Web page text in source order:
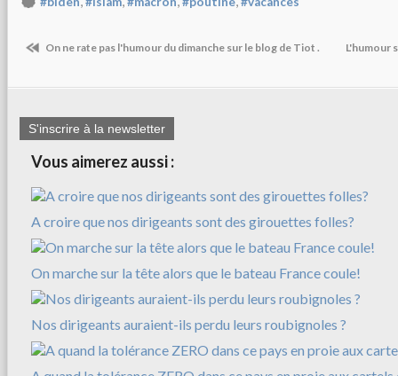
On ne rate pas l'humour du dimanche sur le blog de Tiot . L'humour
S'inscrire à la newsletter
Vous aimerez aussi :
A croire que nos dirigeants sont des girouettes folles?
On marche sur la tête alors que le bateau France coule!
Nos dirigeants auraient-ils perdu leurs roubignoles ?